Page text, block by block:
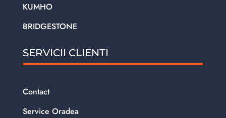
KUMHO
BRIDGESTONE
SERVICII CLIENTI
Contact
Service Oradea